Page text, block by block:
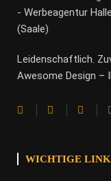
Leidenschaftlich.
Awesome Design –
WICHTIGE